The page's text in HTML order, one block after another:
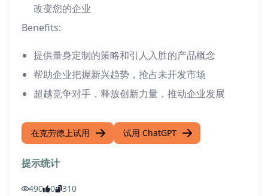
改变您的企业
Benefits:
提供量身定制的策略和引人入胜的产品概念
帮助企业把握新兴趋势，抢占未开发市场
超越竞争对手，释放创新力量，推动企业发展
在克劳德上试用 试用 ChatGPT
提示统计
490 0 310